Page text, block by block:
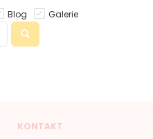
Blog Galerie
KONTAKT